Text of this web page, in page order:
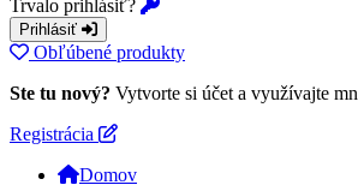
Trvalo prihlásiť?
Prihlásiť
Obľúbené produkty
Ste tu nový? Vytvorte si účet a využívajte
Registrácia
Domov